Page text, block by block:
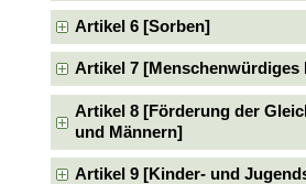
Artikel 6 [Sorben]
Artikel 7 [Menschenwürdiges
Artikel 8 [Förderung der
und Männern]
Artikel 9 [Kinder- und